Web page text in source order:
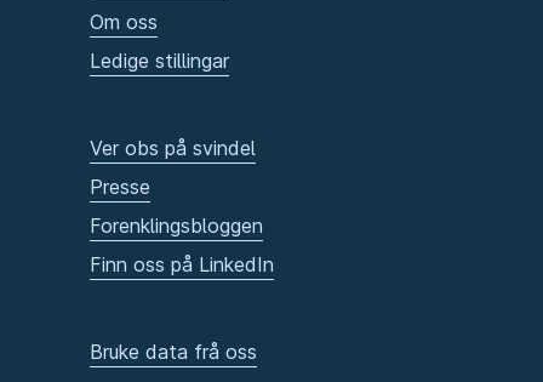
Om oss
Ledige stillingar
Ver obs på svindel
Presse
Forenklingsbloggen
Finn oss på LinkedIn
Bruke data frå oss